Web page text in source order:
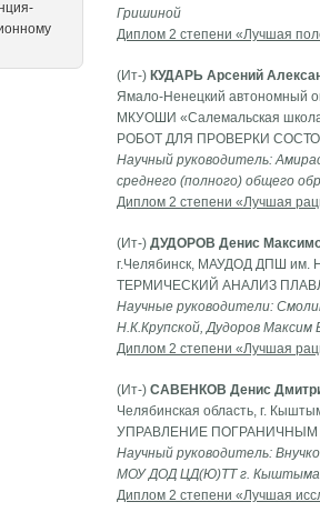
Гришиной
Диплом 2 степени «Лучшая
(Ит-) КУДАРЬ Арсений
Ямало-Ненецкий автономный
МКУОШИ «Салемальская
РОБОТ ДЛЯ ПРОВЕРКИ
Научный руководитель:
среднего (полного) общего
Диплом 2 степени «Лучшая
(Ит-) ДУДОРОВ Денис
г.Челябинск, МАУДОД ДПШ им.
ТЕРМИЧЕСКИЙ АНАЛИЗ
Научные руководители:
Н.К.Крупской, Дудоров
Диплом 2 степени «Лучшая
(Ит-) САВЕНКОВ Денис
Челябинская область, г.
УПРАВЛЕНИЕ ПОГРАНИЧНЫМ
Научный руководитель:
МОУ ДОД ЦД(Ю)ТТ г. Кыштыма
Диплом 2 степени «Лучшая